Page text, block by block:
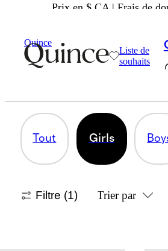
Prix en $ CA | Frais de
Quince
Liste de
souhaits
Camp
GIRLS
Tout Girls
Filtre (1) Trier par